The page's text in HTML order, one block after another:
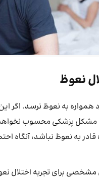
نعوظ
همواره به نعوظ نرسد. اگر
پزشکی محسوب نخواهد
به نعوظ نباشد، آنگاه
برای تجربه اختلال